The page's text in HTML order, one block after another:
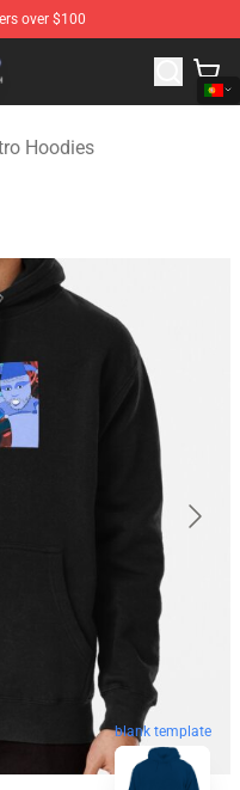
over $100
Merchandise Store
Hoodies
blank template